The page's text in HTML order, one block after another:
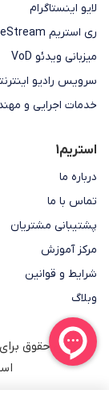
لایو اینستاگرام
ری استریم ReStream
میزبانی ویدئو VoD
سرویس رادیو
خدمات اجرایی و
استریم1
درباره ما
تماس با ما
پشتیبانی مشتریان
مرکز آموزش
شرایط و قوانین
وبلاگ
تمامی حقوق